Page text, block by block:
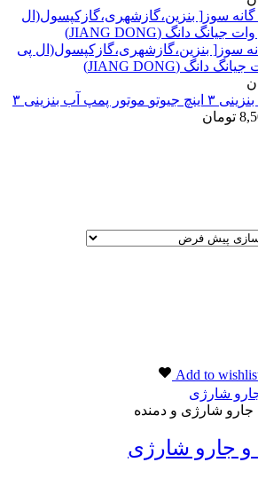
سوز[ بنزین،گازشهری،گازکپسول(ال پی
موتور پمپ آب بنزینی ۳
تومان
Add to
جارو شارژی و دمنده
و جارو شارژی